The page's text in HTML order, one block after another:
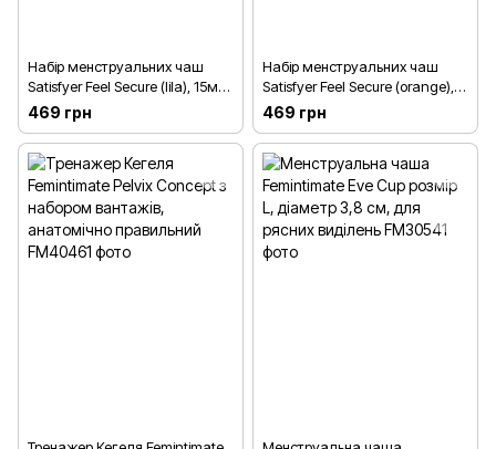
Набір менструальних чаш
Satisfyer Feel Secure (lila), 15мл і
20мл, мішечок для зберігання
469 грн
Набір менструальних чаш
Satisfyer Feel Secure (orange),
15мл і 20мл, мішечок для
зберігання
469 грн